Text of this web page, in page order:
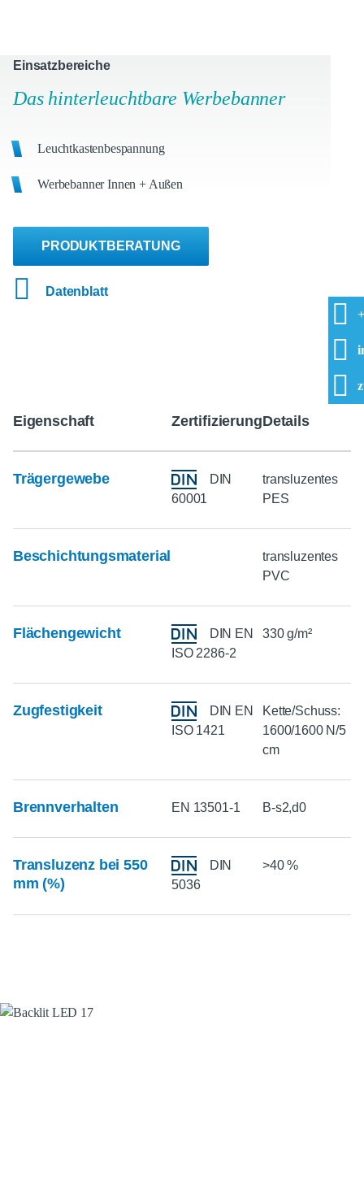
Einsatzbereiche
Das hinterleuchtbare Werbebanner
Leuchtkastenbespannung
Werbebanner Innen + Außen
PRODUKTBERATUNG
Datenblatt
Eigenschaft ZertifizierungDetails
Trägergewebe
DIN
60001
transluzentes
PES
Beschichtungsmaterial
transluzentes
PVC
Flächengewicht
DIN EN
ISO 2286-2
330 g/m²
Zugfestigkeit
DIN EN
ISO 1421
Kette/Schuss:
1600/1600 N/5
cm
Brennverhalten EN 13501-1 B-s2,d0
Transluzenz bei 550
mm (%)
DIN
5036
>40 %